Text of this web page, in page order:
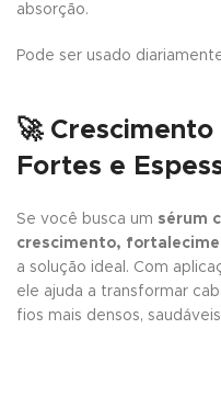
absorção.
Pode ser usado
🚀 Crescimento
Fortes e
Se você busca um sérum
crescimento,
a solução ideal. Com
ele ajuda a transformar
fios mais densos,